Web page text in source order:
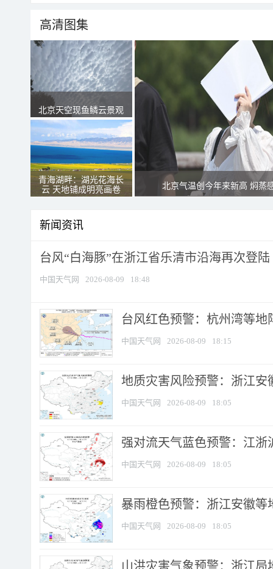
高清图集
北京天空现鱼鳞云景观
青海湖畔：湖光花海长
云 天地铺成明亮画卷
北京气温创今年来新高 焖蒸
新闻资讯
台风“白海豚”在浙江省乐清市沿海再次登陆
中国天气网 2026-08-09 18:48
台风红色预警：杭州湾等地
中国天气网 2026-08-09 18:15
地质灾害风险预警：浙江安
中国天气网 2026-08-09 18:05
强对流天气蓝色预警：江浙
中国天气网 2026-08-09 18:05
暴雨橙色预警：浙江安徽等
中国天气网 2026-08-09 18:05
山洪灾害气象预警：浙江